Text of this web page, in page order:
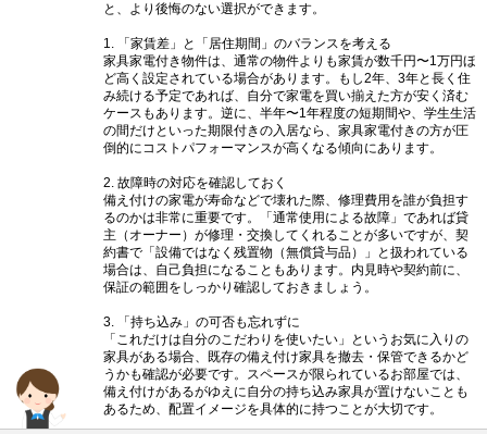
と、より後悔のない選択ができます。
1. 「家賃差」と「居住期間」のバランスを考える
家具家電付き物件は、通常の物件よりも家賃が数千円〜1万円ほ
ど高く設定されている場合があります。もし2年、3年と長く住
み続ける予定であれば、自分で家電を買い揃えた方が安く済む
ケースもあります。逆に、半年〜1年程度の短期間や、学生生活
の間だけといった期限付きの入居なら、家具家電付きの方が圧
倒的にコストパフォーマンスが高くなる傾向にあります。
2. 故障時の対応を確認しておく
備え付けの家電が寿命などで壊れた際、修理費用を誰が負担す
るのかは非常に重要です。「通常使用による故障」であれば貸
主（オーナー）が修理・交換してくれることが多いですが、契
約書で「設備ではなく残置物（無償貸与品）」と扱われている
場合は、自己負担になることもあります。内見時や契約前に、
保証の範囲をしっかり確認しておきましょう。
3. 「持ち込み」の可否も忘れずに
「これだけは自分のこだわりを使いたい」というお気に入りの
家具がある場合、既存の備え付け家具を撤去・保管できるかど
うかも確認が必要です。スペースが限られているお部屋では、
備え付けがあるがゆえに自分の持ち込み家具が置けないことも
あるため、配置イメージを具体的に持つことが大切です。